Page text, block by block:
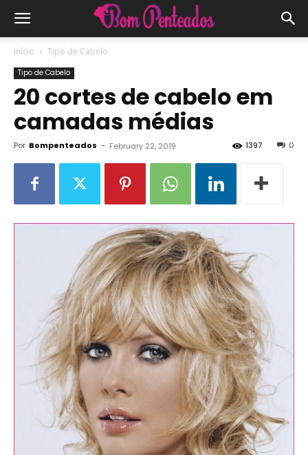
Início Tipo de Cabelo
Tipo de Cabelo
20 cortes de cabelo em
camadas médias
Por Bompenteados - February 22, 2019 0
1397